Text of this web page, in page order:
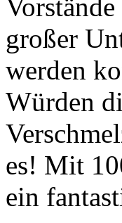
großer
werden
Würden
es! Mit
ein